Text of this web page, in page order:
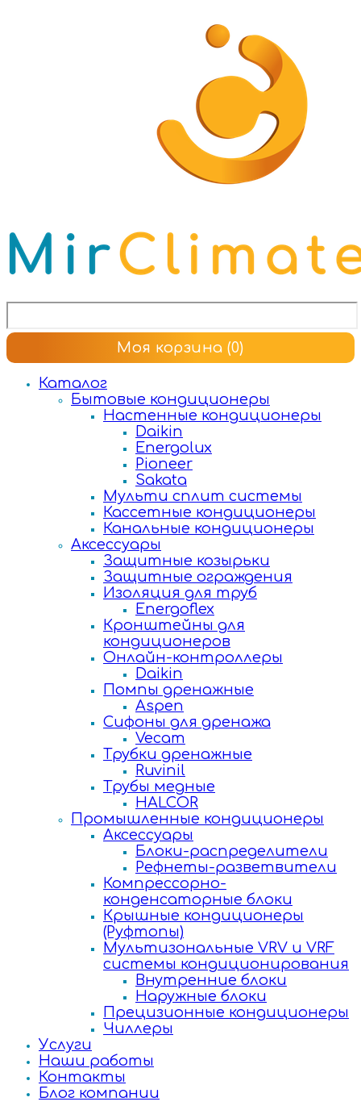
Моя корзина (0)
Каталог
Бытовые кондиционеры
Настенные кондиционеры
Daikin
Energolux
Pioneer
Sakata
Мульти сплит системы
Кассетные кондиционеры
Канальные кондиционеры
Аксессуары
Защитные козырьки
Защитные ограждения
Изоляция для труб
Energoflex
Кронштейны для
кондиционеров
Онлайн-контроллеры
Daikin
Помпы дренажные
Aspen
Сифоны для дренажа
Vecam
Трубки дренажные
Ruvinil
Трубы медные
HALCOR
Промышленные кондиционеры
Аксессуары
Блоки-распределители
Рефнеты-разветвители
Компрессорно-
конденсаторные блоки
Крышные кондиционеры
(Руфтопы)
Мультизональные VRV и VRF
системы кондиционирования
Внутренние блоки
Наружные блоки
Прецизионные кондиционеры
Чиллеры
Услуги
Наши работы
Контакты
Блог компании